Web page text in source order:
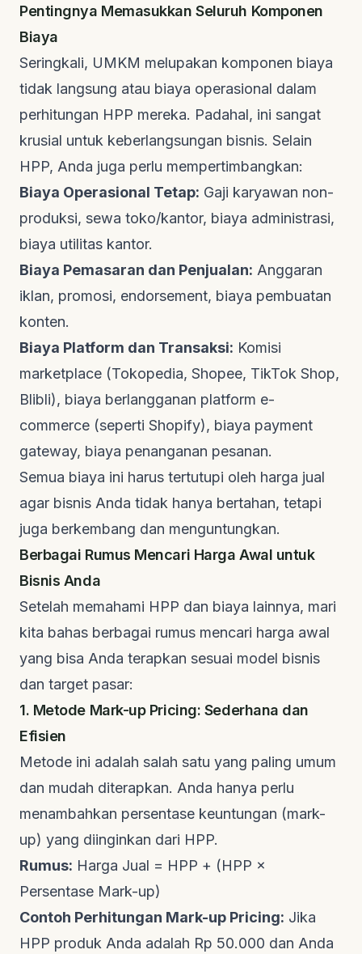
Pentingnya Memasukkan Seluruh Komponen
Biaya
Seringkali, UMKM melupakan komponen biaya
tidak langsung atau biaya operasional dalam
perhitungan HPP mereka. Padahal, ini sangat
krusial untuk keberlangsungan bisnis. Selain
HPP, Anda juga perlu mempertimbangkan:
Biaya Operasional Tetap: Gaji karyawan non-
produksi, sewa toko/kantor, biaya administrasi,
biaya utilitas kantor.
Biaya Pemasaran dan Penjualan: Anggaran
iklan, promosi, endorsement, biaya pembuatan
konten.
Biaya Platform dan Transaksi: Komisi
marketplace (Tokopedia, Shopee, TikTok Shop,
Blibli), biaya berlangganan platform e-
commerce (seperti Shopify), biaya payment
gateway, biaya penanganan pesanan.
Semua biaya ini harus tertutupi oleh harga jual
agar bisnis Anda tidak hanya bertahan, tetapi
juga berkembang dan menguntungkan.
Berbagai Rumus Mencari Harga Awal untuk
Bisnis Anda
Setelah memahami HPP dan biaya lainnya, mari
kita bahas berbagai rumus mencari harga awal
yang bisa Anda terapkan sesuai model bisnis
dan target pasar:
1. Metode Mark-up Pricing: Sederhana dan
Efisien
Metode ini adalah salah satu yang paling umum
dan mudah diterapkan. Anda hanya perlu
menambahkan persentase keuntungan (mark-
up) yang diinginkan dari HPP.
Rumus: Harga Jual = HPP + (HPP ×
Persentase Mark-up)
Contoh Perhitungan Mark-up Pricing: Jika
HPP produk Anda adalah Rp 50.000 dan Anda